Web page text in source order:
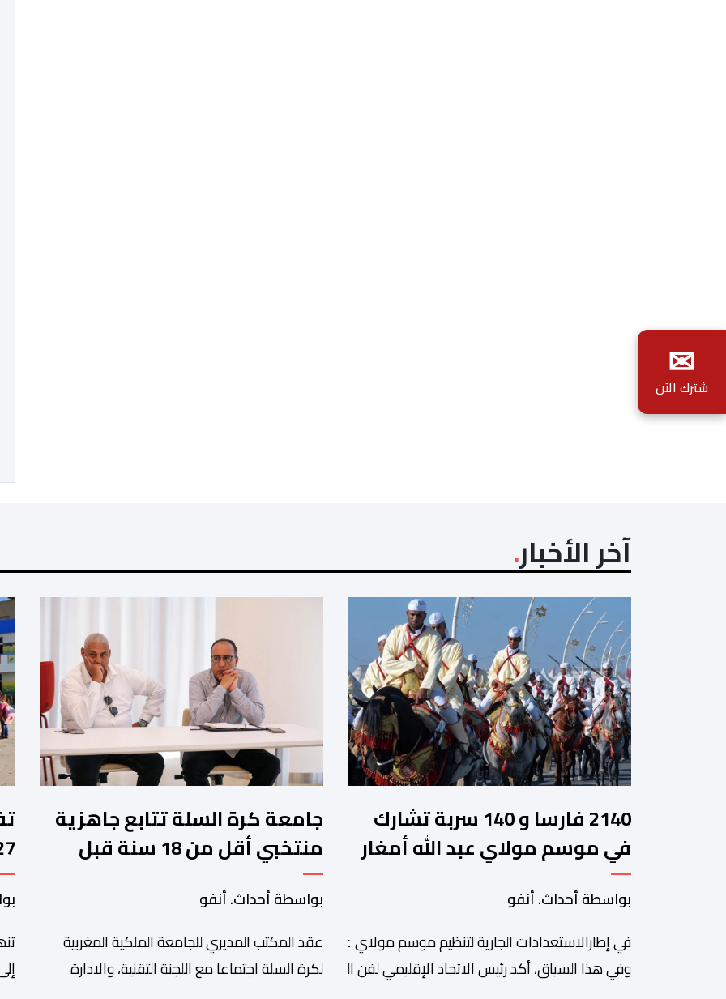
آخر الأخبار
2140 فارسا و 140 سربة تشارك
في موسم مولاي عبد الله أمغار
بواسطة أحداث. أنفو
في إطارالاستعدادات الجارية لتنظيم موسم مولاي عبد الله أمغار،تواصلت عملية إحصاء السربات المشاركة في
وفي هذا السياق، أكد رئيس الاتحاد الإقليمي لفن التبوريدة،
جامعة كرة السلة تتابع جاهزية
منتخبي أقل من 18 سنة قبل
كأس إفريقيا
بواسطة أحداث. أنفو
عقد المكتب المديري للجامعة الملكية المغربية
لكرة السلة اجتماعا مع اللجنة التقنية، والادارة
✉
شترك الآن